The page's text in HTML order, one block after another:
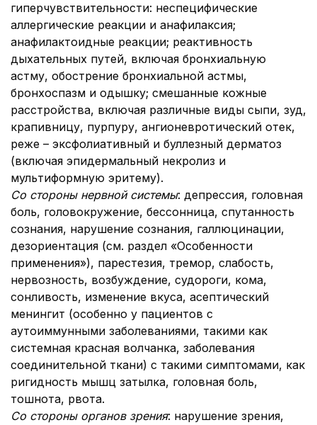
гиперчувствительности: неспецифические
аллергические реакции и анафилаксия;
анафилактоидные реакции; реактивность
дыхательных путей, включая бронхиальную
астму, обострение бронхиальной астмы,
бронхоспазм и одышку; смешанные кожные
расстройства, включая различные виды сыпи, зуд,
крапивницу, пурпуру, ангионевротический отек,
реже – эксфолиативный и буллезный дерматоз
(включая эпидермальный некролиз и
мультиформную эритему).
Со стороны нервной системы: депрессия, головная
боль, головокружение, бессонница, спутанность
сознания, нарушение сознания, галлюцинации,
дезориентация (см. раздел «Особенности
применения»), парестезия, тремор, слабость,
нервозность, возбуждение, судороги, кома,
сонливость, изменение вкуса, асептический
менингит (особенно у пациентов с
аутоиммунными заболеваниями, такими как
системная красная волчанка, заболевания
соединительной ткани) с такими симптомами, как
ригидность мышц затылка, головная боль,
тошнота, рвота.
Со стороны органов зрения: нарушение зрения,